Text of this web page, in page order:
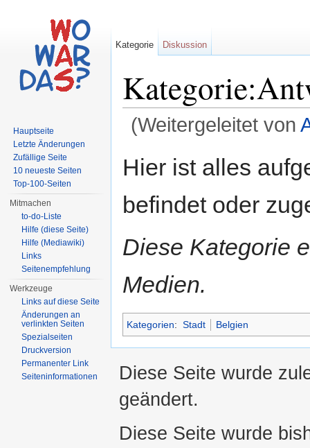
(Weitergeleitet von
Hier ist alles
befindet oder
Diese Kategorie
Medien.
Kategorien: Stadt Belgien
Kategorie Diskussion
Hauptseite
Letzte Änderungen
Zufällige Seite
10 neueste Seiten
Top-100-Seiten
Mitmachen
to-do-Liste
Hilfe (diese Seite)
Hilfe (Mediawiki)
Links
Seitenempfehlung
Werkzeuge
Links auf diese Seite
Änderungen an
verlinkten Seiten
Spezialseiten
Druckversion
Permanenter Link
Seiteninformationen
Diese Seite wurde
geändert.
Diese Seite wurde